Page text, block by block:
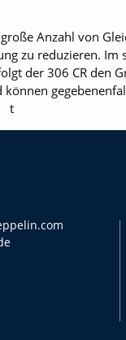
Anzahl von
zu reduzieren.
der 306 CR den
t